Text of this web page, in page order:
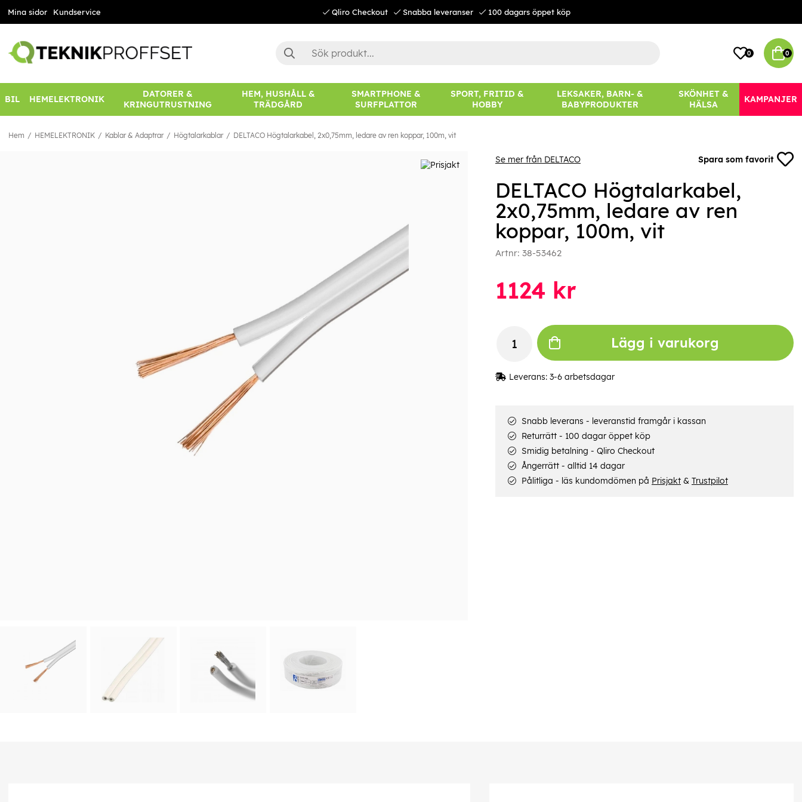
Mina sidor Kundservice Qliro Checkout Snabba leveranser 100 dagars öppet köp
0 0
BIL HEMELEKTRONIK
DATORER &
KRINGUTRUSTNING
HEM, HUSHÅLL &
TRÄDGÅRD
SMARTPHONE &
SURFPLATTOR
SPORT, FRITID &
HOBBY
LEKSAKER, BARN- &
BABYPRODUKTER
SKÖNHET &
HÄLSA
KAMPANJER
Hem HEMELEKTRONIK Kablar & Adaptrar Högtalarkablar DELTACO Högtalarkabel, 2x0,75mm, ledare av ren koppar, 100m, vit
Se mer från DELTACO Spara som favorit
DELTACO Högtalarkabel,
2x0,75mm, ledare av ren
koppar, 100m, vit
Artnr: 38-53462
1124 kr
Lägg i varukorg
Leverans: 3-6 arbetsdagar
Snabb leverans - leveranstid framgår i kassan
Returrätt - 100 dagar öppet köp
Smidig betalning - Qliro Checkout
Ångerrätt - alltid 14 dagar
Pålitliga - läs kundomdömen på Prisjakt& Trustpilot